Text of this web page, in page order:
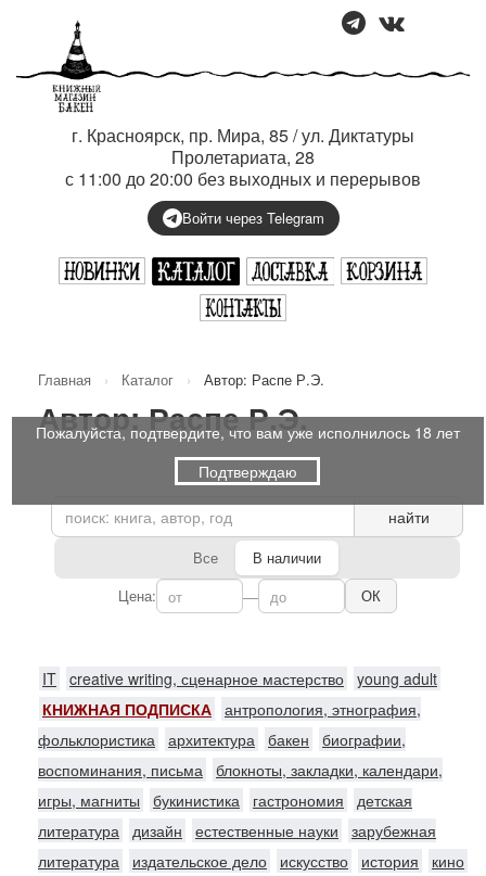
г. Красноярск, пр. Мира, 85 / ул. Диктатуры
Пролетариата, 28
с 11:00 до 20:00 без выходных и перерывов
Войти через Telegram
Главная › Каталог › Автор: Распе Р.Э.
Автор: Распе Р.Э.
найти
Все
В наличии
Цена:
— ОК
IT creative writing, сценарное мастерство young adult
КНИЖНАЯ ПОДПИСКА антропология, этнография,
фольклористика архитектура бакен
биографии,
воспоминания, письма блокноты, закладки, календари,
игры, магниты
букинистика гастрономия
детская
литература дизайн естественные науки
зарубежная
литература
издательское дело искусство история
кино
Пожалуйста, подтвердите, что вам уже исполнилось 18 лет
Подтверждаю